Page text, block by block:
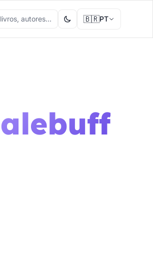
autores... 🇧🇷PT